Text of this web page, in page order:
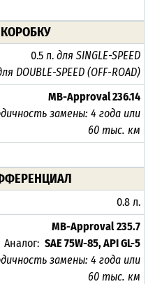
0.5 л. для SINGLE-SPEED
DOUBLE-SPEED (OFF-ROAD)
MB-Approval 236.14
замены: 4 года или
60 тыс. км
0.8 л.
MB-Approval 235.7
Аналог: SAE 75W-85, API GL-5
замены: 4 года или
60 тыс. км